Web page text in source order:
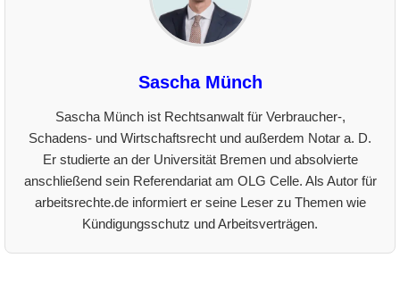
Sascha Münch
Sascha Münch ist Rechtsanwalt für Verbraucher-,
Schadens- und Wirtschaftsrecht und außerdem Notar a. D.
Er studierte an der Universität Bremen und absolvierte
anschließend sein Referendariat am OLG Celle. Als Autor für
arbeitsrechte.de informiert er seine Leser zu Themen wie
Kündigungsschutz und Arbeitsverträgen.